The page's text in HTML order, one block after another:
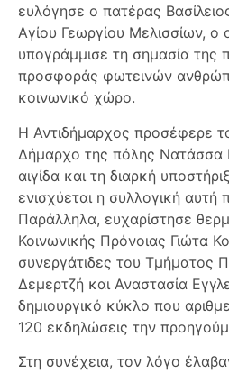
ευλόγησε ο πατέρας
Αγίου Γεωργίου Μελισσίων, ο
υπογράμμισε τη σημασία της
προσφοράς φωτεινών
κοινωνικό χώρο.
Η Αντιδήμαρχος προσέφερε
Δήμαρχο της πόλης Νατάσσα
αιγίδα και τη διαρκή
ενισχύεται η συλλογική αυτή
Παράλληλα, ευχαρίστησε
Κοινωνικής Πρόνοιας Γιώτα
συνεργάτιδες του Τμήματος
Δεμερτζή και Αναστασία
δημιουργικό κύκλο που
120 εκδηλώσεις την
Στη συνέχεια, τον λόγο